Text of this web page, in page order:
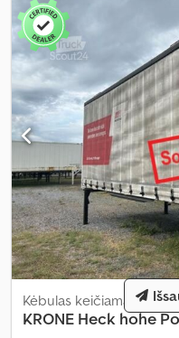
2 550 mm
Kėbulas keičiamas
KRONE Heck hohe